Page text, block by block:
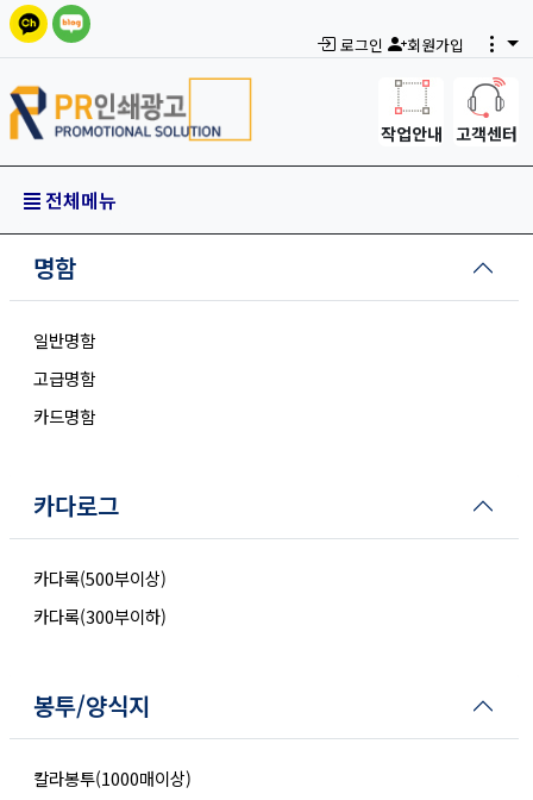
로그인 회원가입
작업안내 고객센터
전체메뉴
명함
일반명함
고급명함
카드명함
카다로그
카다록(500부이상)
카다록(300부이하)
봉투/양식지
칼라봉투(1000매이상)